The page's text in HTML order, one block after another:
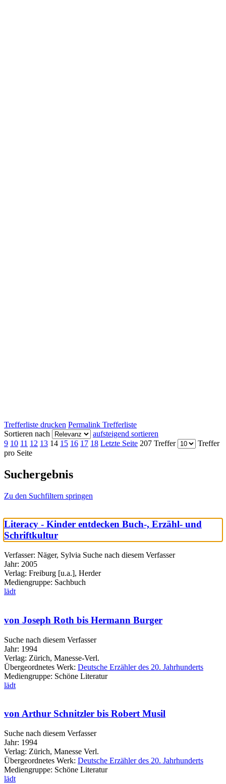
Trefferliste drucken Permalink Trefferliste
Sortieren nach
aufsteigend sortieren
9 10 11 12 13 14 15 16 17 18 Letzte Seite 207 Treffer
Treffer
pro Seite
Suchergebnis
Zu den Suchfiltern springen
Literacy - Kinder entdecken Buch-, Erzähl- und
Schriftkultur
Verfasser: Näger, Sylvia Suche nach diesem Verfasser
Jahr: 2005
Verlag: Freiburg [u.a.], Herder
Mediengruppe: Sachbuch
lädt
von Joseph Roth bis Hermann Burger
Suche nach diesem Verfasser
Jahr: 1994
Verlag: Zürich, Manesse-Verl.
Übergeordnetes Werk: Deutsche Erzähler des 20. Jahrhunderts
Mediengruppe: Schöne Literatur
lädt
von Arthur Schnitzler bis Robert Musil
Suche nach diesem Verfasser
Jahr: 1994
Verlag: Zürich, Manesse Verl.
Übergeordnetes Werk: Deutsche Erzähler des 20. Jahrhunderts
Mediengruppe: Schöne Literatur
lädt